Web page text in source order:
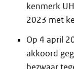
kenmerk
2023 met
Op 4 april
akkoord